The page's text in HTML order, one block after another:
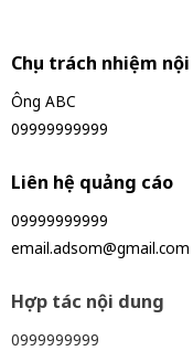
Chịu trách nhiệm
Ông ABC
09999999999
Liên hệ quảng cáo
09999999999
email.adsom@gmail.com
Hợp tác nội dung
0999999999